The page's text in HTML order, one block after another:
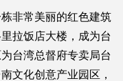
非常美丽的红色建筑
拉饭店大楼，成为台
台湾总督府专卖局台
文化创意产业园区，